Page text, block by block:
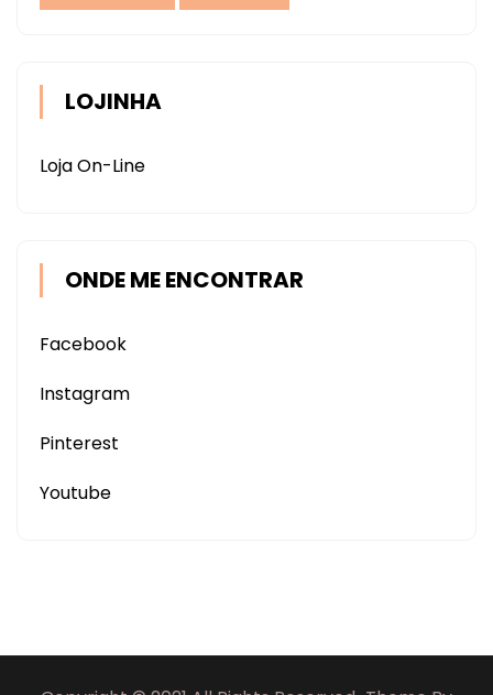
LOJINHA
Loja On-Line
ONDE ME ENCONTRAR
Facebook
Instagram
Pinterest
Youtube